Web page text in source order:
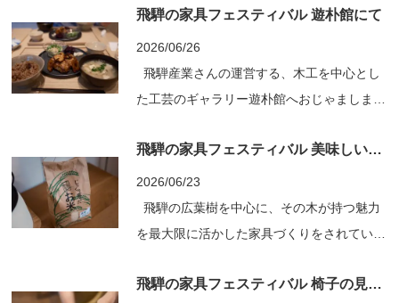
に多いダイニングチェアの座面高は42〜
43cm。 テーブルは70〜72cm。 以前お話し
したように、椅子選びで大切なのは足裏がき
ちんと床につくこと。 身長155cmの私にと
飛騨の家具フェスティバル 遊朴館にて
2026/06/26
飛騨産業さんの運営する、木工を中心とし
た工芸のギャラリー遊朴館へおじゃましまし
できると聞いてすぐさまお昼に。 なんとも
大好きなワードで構成された企画展。 プラ
イベートできていたら２時間くらい居そ
う。。 ホルムにも展示のある柳...
飛騨の家具フェスティバル 美味しい循環
2026/06/23
飛騨の広葉樹を中心に、その木が持つ魅力
を最大限に活かした家具づくりをされている
阿部さんのお話を伺うといつも出てくるキー
飛騨の家具フェスティバル 椅子の見えないところ